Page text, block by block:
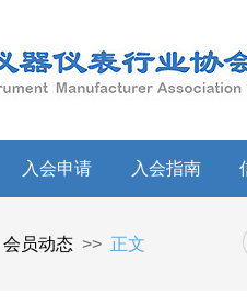
入会申请 入会指南
会员动态 >> 正文